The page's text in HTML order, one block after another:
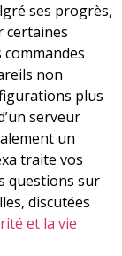
ses progrès,
certaines
commandes
non
plus
serveur
un
traite vos
questions sur
discutées
et la vie